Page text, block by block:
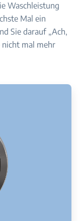
Waschleistung
Mal ein
Sie darauf „Ach,
nicht mal mehr